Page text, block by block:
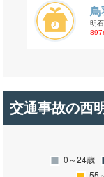
鳥
明
交通事故の西